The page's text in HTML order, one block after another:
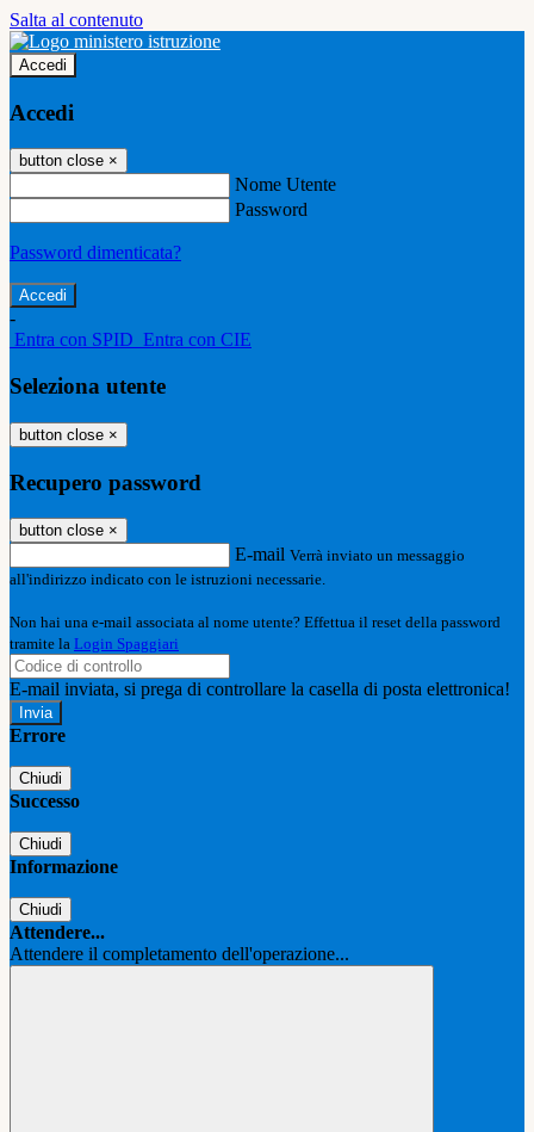
Salta al contenuto
Accedi
Accedi
button close ×
Nome Utente
Password
Password dimenticata?
-
Entra con SPID Entra con CIE
Seleziona utente
button close ×
Recupero password
button close ×
E-mail Verrà inviato un messaggio
all'indirizzo indicato con le istruzioni necessarie.
Non hai una e-mail associata al nome utente? Effettua il reset della password
tramite la Login Spaggiari
E-mail inviata, si prega di controllare la casella di posta elettronica!
Errore
Chiudi
Successo
Chiudi
Informazione
Chiudi
Attendere...
Attendere il completamento dell'operazione...